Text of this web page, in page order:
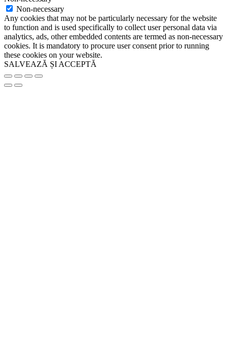
Non-necessary
Any cookies that may not be particularly necessary for the website
to function and is used specifically to collect user personal data via
analytics, ads, other embedded contents are termed as non-necessary
cookies. It is mandatory to procure user consent prior to running
these cookies on your website.
SALVEAZĂ ȘI ACCEPTĂ